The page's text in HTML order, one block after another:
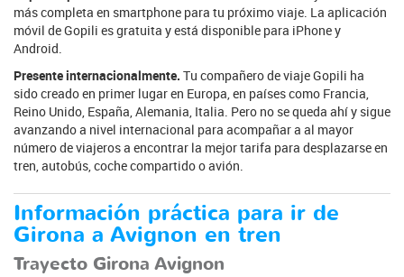
más completa en smartphone para tu próximo viaje. La aplicación
móvil de Gopili es gratuita y está disponible para iPhone y
Android.
Presente internacionalmente. Tu compañero de viaje Gopili ha
sido creado en primer lugar en Europa, en países como Francia,
Reino Unido, España, Alemania, Italia. Pero no se queda ahí y sigue
avanzando a nivel internacional para acompañar a al mayor
número de viajeros a encontrar la mejor tarifa para desplazarse en
tren, autobús, coche compartido o avión.
Información práctica para ir de
Girona a Avignon en tren
Trayecto Girona Avignon